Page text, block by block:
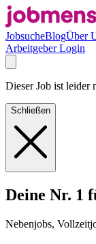
JobsucheBlogÜber
Arbeitgeber Login
Dieser Job ist leider
Schließen
Deine Nr. 1
Nebenjobs,